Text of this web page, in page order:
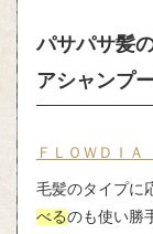
パサパサ髪
アシャンプ
ＦＬＯＷＤＩ
毛髪のタイプに
べるのも使い勝